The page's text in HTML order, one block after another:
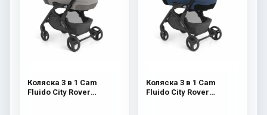
Коляска 3 в 1 Cam
Fluido City Rover
Коляска 3 в 1 Cam
Fluido City Rover